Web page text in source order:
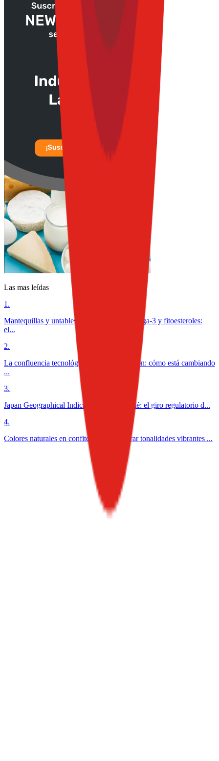
Las mas leídas
1 .
Mantequillas y untables funcionales con omega-3 y fitoesteroles:
el...
2.
La confluencia tecnológica en la alimentación: cómo está cambiando
...
3.
Japan Geographical Indication aplicada al té: el giro regulatorio d...
4.
Colores naturales en confitería: cómo lograr tonalidades vibrantes ...